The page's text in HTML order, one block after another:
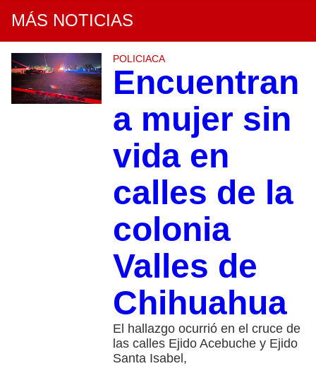
MÁS NOTICIAS
POLICIACA
Encuentran
a mujer sin
vida en
calles de la
colonia
Valles de
Chihuahua
El hallazgo ocurrió en el cruce de
las calles Ejido Acebuche y Ejido
Santa Isabel,